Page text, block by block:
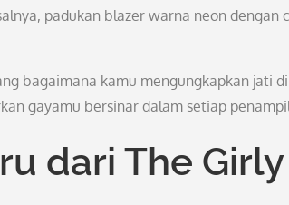
padukan blazer warna neon
bagaimana kamu mengungkapkan jati
gayamu bersinar dalam setiap
dari The